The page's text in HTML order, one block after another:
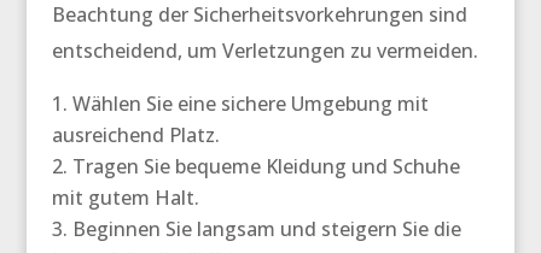
Beachtung der Sicherheitsvorkehrungen sind
entscheidend, um Verletzungen zu vermeiden.
Wählen Sie eine sichere Umgebung mit
ausreichend Platz.
Tragen Sie bequeme Kleidung und Schuhe
mit gutem Halt.
Beginnen Sie langsam und steigern Sie die